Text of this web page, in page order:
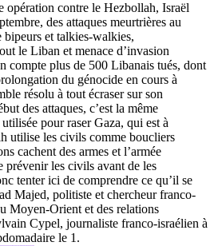
opération contre le Hezbollah, Israël
des attaques meurtrières au
et talkies-walkies,
le Liban et menace d’invasion
compte plus de 500 Libanais tués, dont
du génocide en cours à
résolu à tout écraser sur son
des attaques, c’est la même
pour raser Gaza, qui est à
utilise les civils comme boucliers
cachent des armes et l’armée
prévenir les civils avant de les
tenter ici de comprendre ce qu’il se
Majed, politiste et chercheur franco-
Moyen-Orient et des relations
Cypel, journaliste franco-israélien à
le 1.